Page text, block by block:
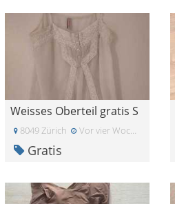
Weisses Oberteil gratis S
8049 Zürich Vor vier Wochen
Gratis